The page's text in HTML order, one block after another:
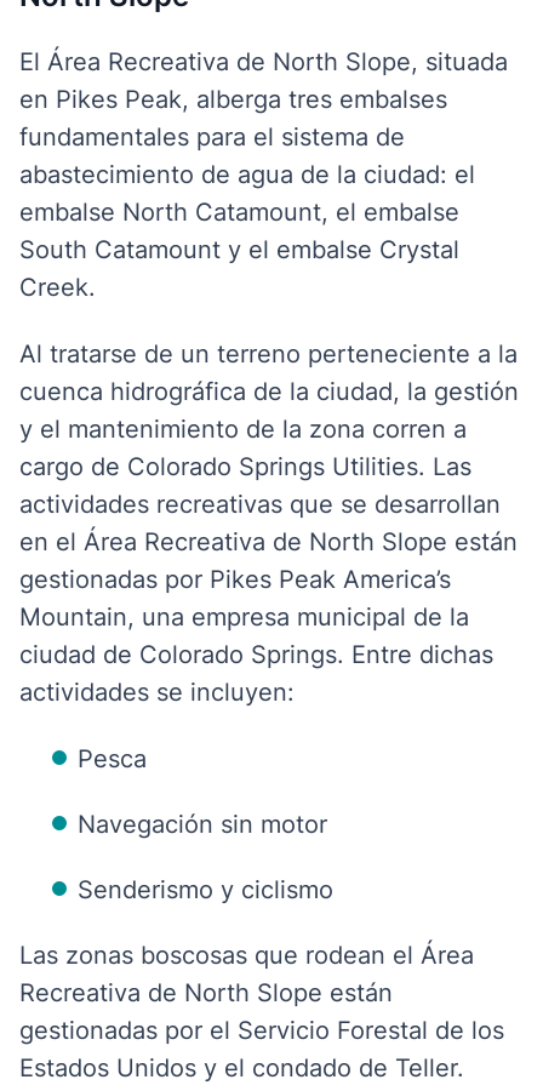
El Área Recreativa de North Slope, situada
en Pikes Peak, alberga tres embalses
fundamentales para el sistema de
abastecimiento de agua de la ciudad: el
embalse North Catamount, el embalse
South Catamount y el embalse Crystal
Creek.
Al tratarse de un terreno perteneciente a la
cuenca hidrográfica de la ciudad, la gestión
y el mantenimiento de la zona corren a
cargo de Colorado Springs Utilities. Las
actividades recreativas que se desarrollan
en el Área Recreativa de North Slope están
gestionadas por Pikes Peak America’s
Mountain, una empresa municipal de la
ciudad de Colorado Springs. Entre dichas
actividades se incluyen:
Pesca
Navegación sin motor
Senderismo y ciclismo
Las zonas boscosas que rodean el Área
Recreativa de North Slope están
gestionadas por el Servicio Forestal de los
Estados Unidos y el condado de Teller.